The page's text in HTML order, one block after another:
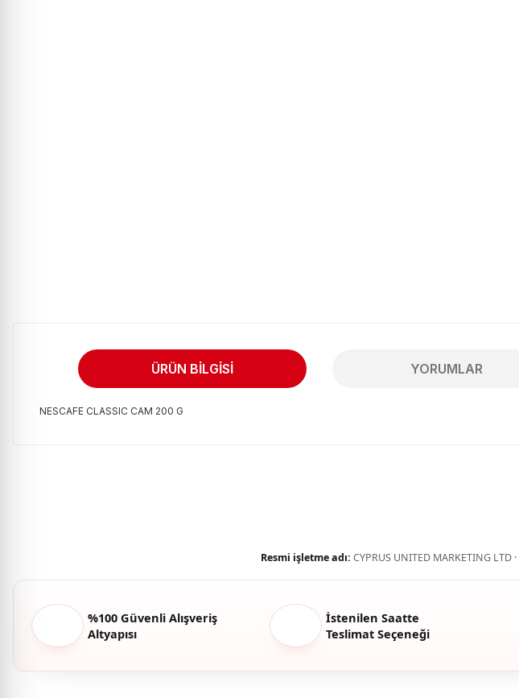
ÜRÜN BILGISI YORUMLAR
NESCAFE CLASSIC CAM 200 G
Resmi işletme adı: CYPRUS UNITED MARKETING LTD ·
%100 Güvenli Alışveriş
Altyapısı
İstenilen Saatte
Teslimat Seçeneği